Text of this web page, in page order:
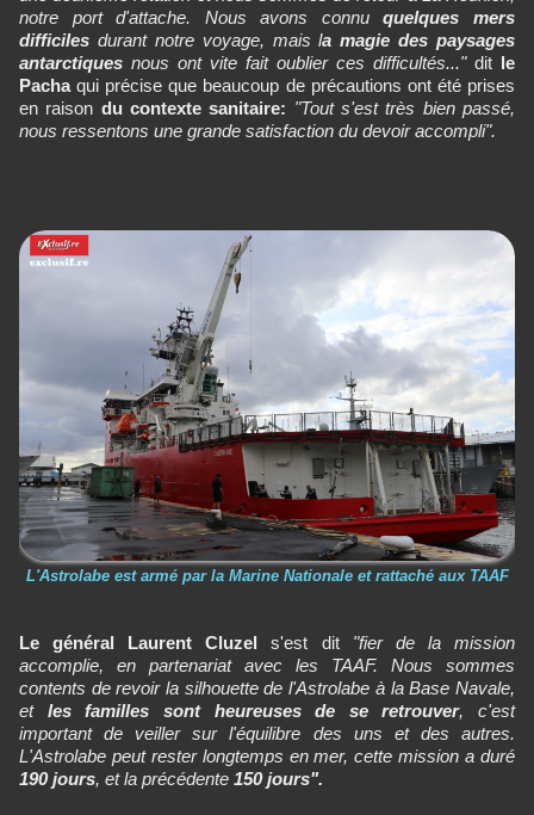
notre port d'attache. Nous avons connuquelques mers
difficiles durant notre voyage, mais la magie des paysages
antarctiques nous ont vite fait oublier ces difficultés..." dit le
Pachaqui précise que beaucoup de précautions ont été prises
en raison du contexte sanitaire: "Tout s'est très bien passé,
nous ressentons une grande satisfaction du devoir accompli".
L'Astrolabe est armé par la Marine Nationale et rattaché aux TAAF
Le général Laurent Cluzel s'est dit "fier de la mission
accomplie, en partenariat avec les TAAF. Nous sommes
contents de revoir la silhouette de l'Astrolabe à la Base Navale,
et les familles sont heureuses de se retrouver, c'est
important de veiller sur l'équilibre des uns et des autres.
L'Astrolabe peut rester longtemps en mer, cette mission a duré
190 jours, et la précédente 150 jours".